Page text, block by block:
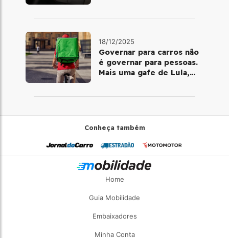
18/12/2025
Governar para carros não
é governar para pessoas.
Mais uma gafe de Lula,
Conheça também
Home
Guia Mobilidade
Embaixadores
Minha Conta